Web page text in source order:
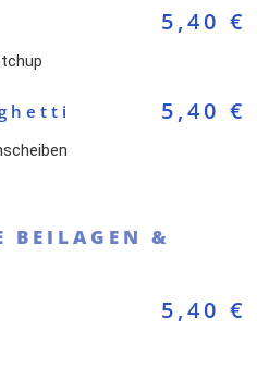
5,40 €
5,40 €
BEILAGEN &
5,40 €